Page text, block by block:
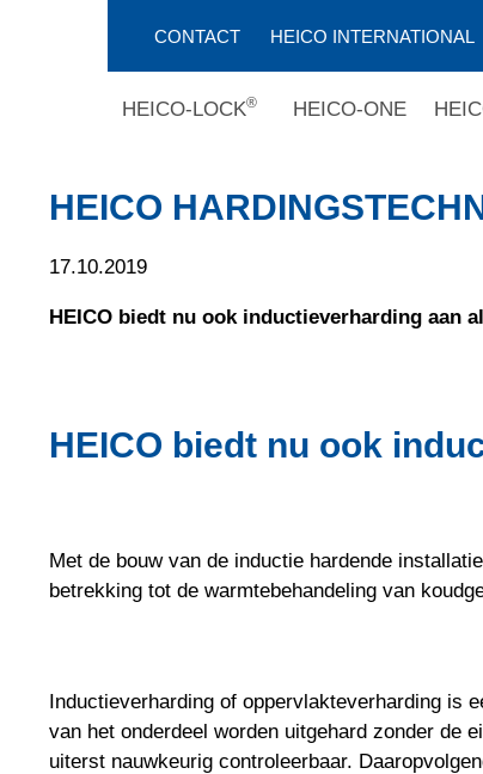
CONTACT HEICO INTERNATIONAL
HEICO-LOCK® HEICO-ONE
HEICO
17.10.2019
HEICO biedt nu ook inductieverharding aan
HEICO biedt nu ook
Met de bouw van de inductie hardende
betrekking tot de warmtebehandeling van
Inductieverharding of oppervlakteverharding is
van het onderdeel worden uitgehard zonder de
uiterst nauwkeurig controleerbaar.